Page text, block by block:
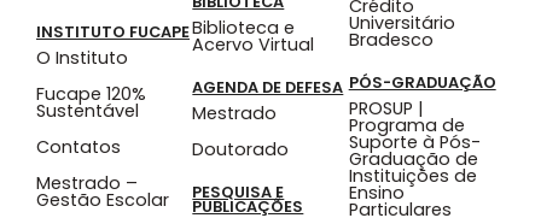
INSTITUTO FUCAPE
O Instituto
Fucape 120%
Sustentável
Contatos
Mestrado –
Gestão Escolar
Biblioteca e
Acervo Virtual
AGENDA DE DEFESA
Mestrado
Doutorado
PESQUISA E
PUBLICAÇÕES
Crédito
Universitário
Bradesco
PÓS-GRADUAÇÃO
PROSUP |
Programa de
Suporte à Pós-
Graduação de
Instituições de
Ensino
Particulares